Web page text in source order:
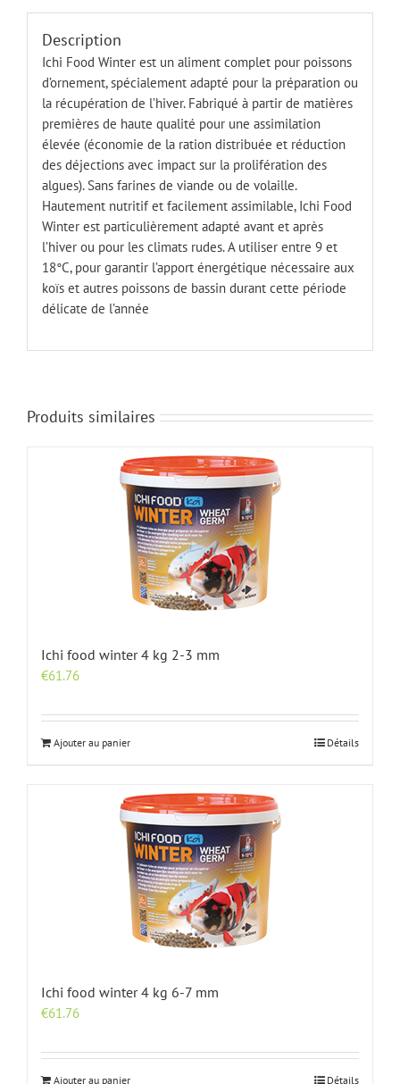
Description
Ichi Food Winter est un aliment complet pour poissons
d’ornement, spécialement adapté pour la préparation ou
la récupération de l’hiver. Fabriqué à partir de matières
premières de haute qualité pour une assimilation
élevée (économie de la ration distribuée et réduction
des déjections avec impact sur la prolifération des
algues). Sans farines de viande ou de volaille.
Hautement nutritif et facilement assimilable, Ichi Food
Winter est particulièrement adapté avant et après
l’hiver ou pour les climats rudes. A utiliser entre 9 et
18°C, pour garantir l’apport énergétique nécessaire aux
koïs et autres poissons de bassin durant cette période
délicate de l’année
Produits similaires
Ichi food winter 4 kg 2-3 mm
€61.76
Ajouter au panier Détails
Ichi food winter 4 kg 6-7 mm
€61.76
Ajouter au panier Détails